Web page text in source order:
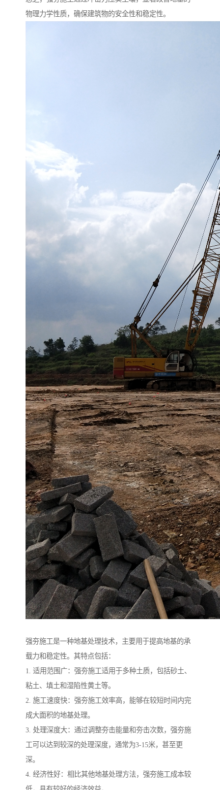
物理力学性质，确保建筑物的安全性和稳定性。
强夯施工是一种地基处理技术，主要用于提高地基的承
载力和稳定性。其特点包括：
1. 适用范围广：强夯施工适用于多种土质，包括砂土、
粘土、填土和湿陷性黄土等。
2. 施工速度快：强夯施工效率高，能够在较短时间内完
成大面积的地基处理。
3. 处理深度大：通过调整夯击能量和夯击次数，强夯施
工可以达到较深的处理深度，通常为3-15米，甚至更
深。
4. 经济性好：相比其他地基处理方法，强夯施工成本较